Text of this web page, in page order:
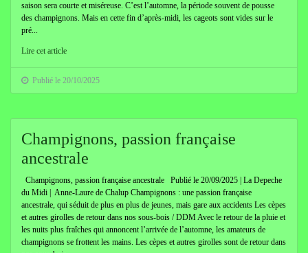
saison sera courte et miséreuse. C’est l’automne, la période souvent de pousse
des champignons. Mais en cette fin d’après-midi, les cageots sont vides sur le
pré...
Lire cet article
Publié le 20/10/2025
Champignons, passion française
ancestrale
Champignons, passion française ancestrale Publié le 20/09/2025 | La Depeche
du Midi | Anne-Laure de Chalup Champignons : une passion française
ancestrale, qui séduit de plus en plus de jeunes, mais gare aux accidents Les cèpes
et autres girolles de retour dans nos sous-bois / DDM Avec le retour de la pluie et
les nuits plus fraîches qui annoncent l’arrivée de l’automne, les amateurs de
champignons se frottent les mains. Les cèpes et autres girolles sont de retour dans